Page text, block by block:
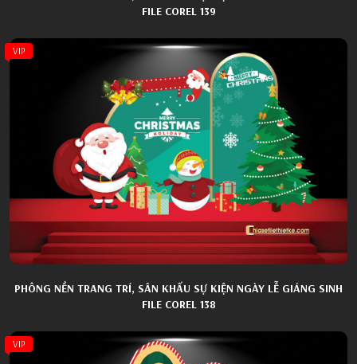
FILE COREL 139
VIP
PHÔNG NỀN TRANG TRÍ, SÂN KHẤU SỰ KIỆN NGÀY LỄ GIÁNG SINH
FILE COREL 138
VIP